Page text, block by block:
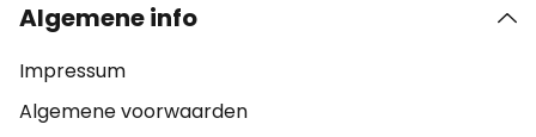
Algemene info
Impressum
Algemene voorwaarden